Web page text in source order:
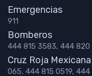
Emergencias
911
Bomberos
444 815 3583, 444
Cruz Roja Mexicana
065, 444 815 0519,